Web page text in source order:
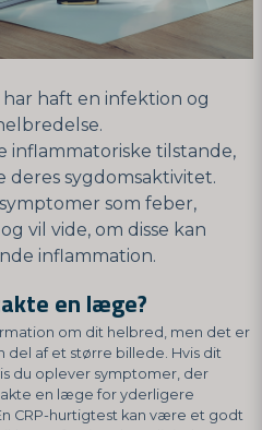
haft en infektion og
inflammatoriske tilstande,
deres sygdomsaktivitet.
som feber,
vil vide, om disse kan
inflammation.
en læge?
om dit helbred, men det er
del af et større billede. Hvis dit
du oplever symptomer, der
en læge for yderligere
CRP-hurtigtest kan være et godt